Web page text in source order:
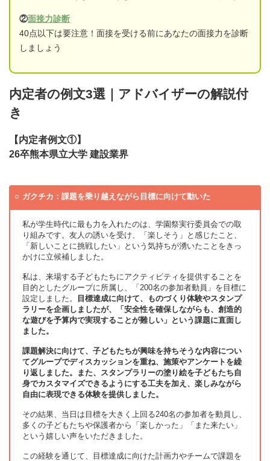
②面接力診断
40点以下は要注意！面接を受ける前にあなたの面接力を診断
しましょう
内定者の例文3選｜アドバイザーの解説付
き
【内定者例文①】
26卒熊本県立大学 建設業界
ガクチカ：課題を乗り越えながら目標に向けて動いた
私が学生時代に最も力を入れたのは、学園祭実行委員会での取
り組みです。友人の誘いを受け、「楽しそう」と感じたこと、
「新しいことに挑戦したい」という気持ちが湧いたことをきっ
かけに立候補しました。
私は、来場する子どもたちにアクティビティを提供することを
目的としたグループに所属し、「200名の参加者動員」を目標に
設定しました。
目標達成に向けて、ものづくり体験やスタンプ
ラリーを企画しましたが、「安全性を確保しながらも、創造的
な遊びを予算内で実現することが難しい」という課題に直面し
ました。
課題解決に向けて、子どもたちが興味を持ちそうな内容につい
てグループでディスカッションを重ね、施策やアンケートを繰
り返しました。また、スタンプラリーの塗り絵を子どもたち自
身でカスタマイズできるようにする工夫を加え、楽しみながら
自由に表現できる体験を提供しました。
その結果、当日は目標を大きく上回る240名の参加者を動員し、
多くの子どもたちや保護者から「楽しかった」「また来たい」
という嬉しい声をいただきました。
この経験を通じて、目標達成に向けた計画力やチームで課題を